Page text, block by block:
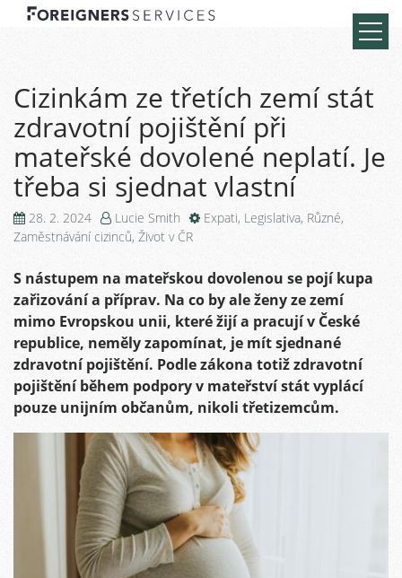
Cizinkám ze třetích zemí stát
zdravotní pojištění při
mateřské dovolené neplatí. Je
třeba si sjednat vlastní
28. 2. 2024 Lucie Smith Expati, Legislativa, Různé,
Zaměstnávání cizinců, Život v ČR
S nástupem na mateřskou dovolenou se pojí kupa
zařizování a příprav. Na co by ale ženy ze zemí
mimo Evropskou unii, které žijí a pracují v České
republice, neměly zapomínat, je mít sjednané
zdravotní pojištění. Podle zákona totiž zdravotní
pojištění během podpory v mateřství stát vyplácí
pouze unijním občanům, nikoli třetizemcům.